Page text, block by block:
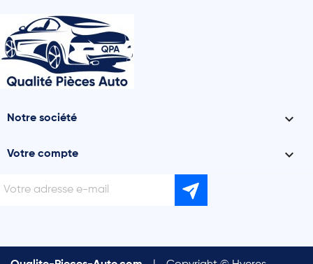
Notre société 
Votre compte 